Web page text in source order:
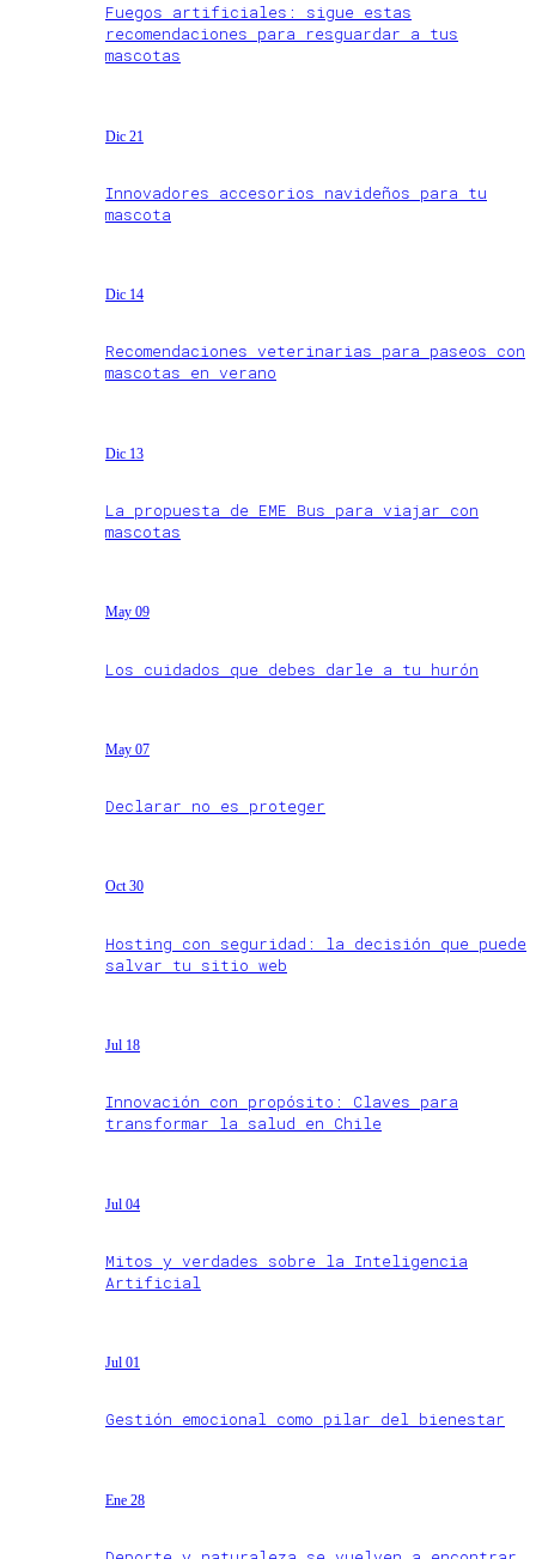
Fuegos artificiales: sigue estas
recomendaciones para resguardar a tus
mascotas
Dic 21
Innovadores accesorios navideños para tu
mascota
Dic 14
Recomendaciones veterinarias para paseos con
mascotas en verano
Dic 13
La propuesta de EME Bus para viajar con
mascotas
May 09
Los cuidados que debes darle a tu hurón
May 07
Declarar no es proteger
Oct 30
Hosting con seguridad: la decisión que puede
salvar tu sitio web
Jul 18
Innovación con propósito: Claves para
transformar la salud en Chile
Jul 04
Mitos y verdades sobre la Inteligencia
Artificial
Jul 01
Gestión emocional como pilar del bienestar
Ene 28